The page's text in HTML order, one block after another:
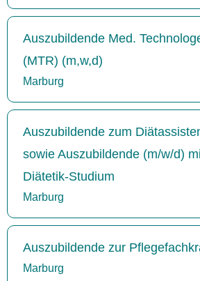
Auszubildende Med.
(MTR) (m,w,d)
Marburg
Auszubildende zum
sowie Auszubildende (m/w/d)
Diätetik-Studium
Marburg
Auszubildende zur
Marburg